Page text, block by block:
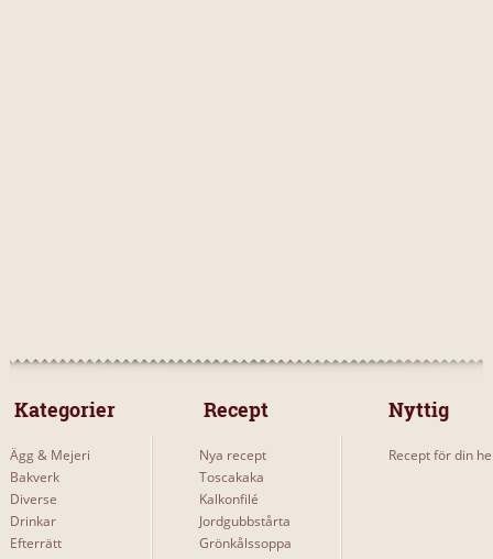
Kategorier
Ägg & Mejeri
Bakverk
Diverse
Drinkar
Efterrätt
Recept
Nya recept
Toscakaka
Kalkonfilé
Jordgubbstårta
Grönkålssoppa
Nyttig
Recept för din